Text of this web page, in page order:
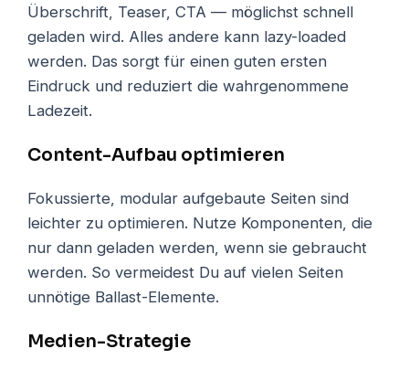
Überschrift, Teaser, CTA — möglichst schnell
geladen wird. Alles andere kann lazy-loaded
werden. Das sorgt für einen guten ersten
Eindruck und reduziert die wahrgenommene
Ladezeit.
Content-Aufbau optimieren
Fokussierte, modular aufgebaute Seiten sind
leichter zu optimieren. Nutze Komponenten, die
nur dann geladen werden, wenn sie gebraucht
werden. So vermeidest Du auf vielen Seiten
unnötige Ballast-Elemente.
Medien-Strategie